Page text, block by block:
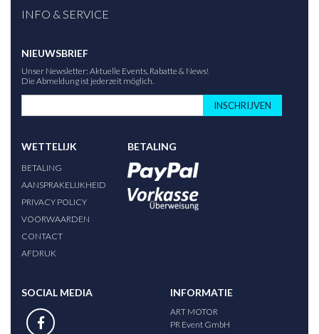
INFO & SERVICE
NIEUWSBRIEF
Unser Newsletter: Aktuelle Events, Rabatte & News!
Die Abmeldung ist jederzeit möglich.
INSCHRIJVEN
WETTELIJK
BETALING
AANSPRAKELIJKHEID
PRIVACY POLICY
VOORWAARDEN
CONTACT
AFDRUK
BETALING
SOCIAL MEDIA INFORMATIE
ART MOTOR
PR Event GmbH